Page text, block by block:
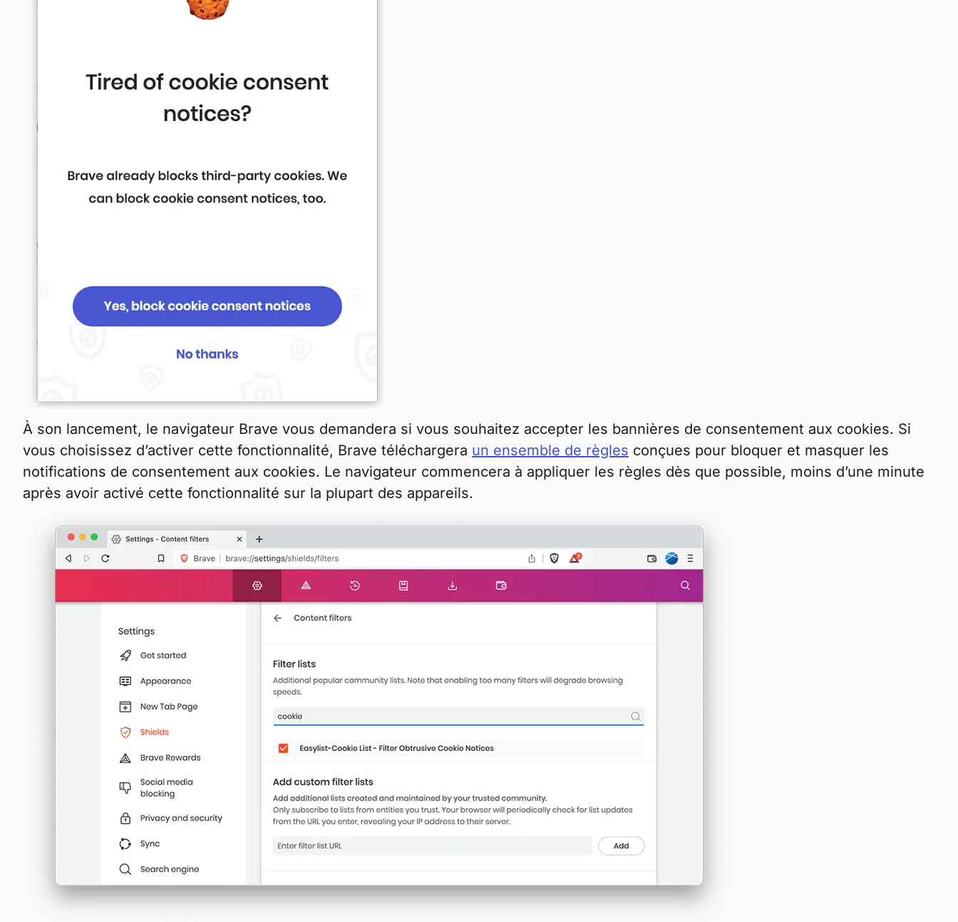
À son lancement, le navigateur Brave vous demandera si vous souhaitez accepter les bannières de consentement aux cookies. Si
vous choisissez d’activer cette fonctionnalité, Brave téléchargera un ensemble de règles conçues pour bloquer et masquer les
notifications de consentement aux cookies. Le navigateur commencera à appliquer les règles dès que possible, moins d’une minute
après avoir activé cette fonctionnalité sur la plupart des appareils.